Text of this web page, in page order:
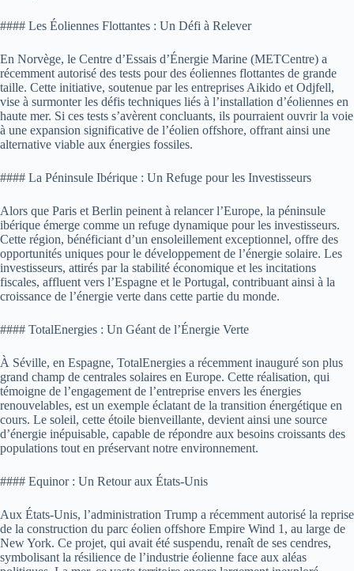
#### Les Éoliennes Flottantes : Un Défi à Relever
En Norvège, le Centre d’Essais d’Énergie Marine (METCentre) a
récemment autorisé des tests pour des éoliennes flottantes de grande
taille. Cette initiative, soutenue par les entreprises Aikido et Odjfell,
vise à surmonter les défis techniques liés à l’installation d’éoliennes en
haute mer. Si ces tests s’avèrent concluants, ils pourraient ouvrir la voie
à une expansion significative de l’éolien offshore, offrant ainsi une
alternative viable aux énergies fossiles.
#### La Péninsule Ibérique : Un Refuge pour les Investisseurs
Alors que Paris et Berlin peinent à relancer l’Europe, la péninsule
ibérique émerge comme un refuge dynamique pour les investisseurs.
Cette région, bénéficiant d’un ensoleillement exceptionnel, offre des
opportunités uniques pour le développement de l’énergie solaire. Les
investisseurs, attirés par la stabilité économique et les incitations
fiscales, affluent vers l’Espagne et le Portugal, contribuant ainsi à la
croissance de l’énergie verte dans cette partie du monde.
#### TotalEnergies : Un Géant de l’Énergie Verte
À Séville, en Espagne, TotalEnergies a récemment inauguré son plus
grand champ de centrales solaires en Europe. Cette réalisation, qui
témoigne de l’engagement de l’entreprise envers les énergies
renouvelables, est un exemple éclatant de la transition énergétique en
cours. Le soleil, cette étoile bienveillante, devient ainsi une source
d’énergie inépuisable, capable de répondre aux besoins croissants des
populations tout en préservant notre environnement.
#### Equinor : Un Retour aux États-Unis
Aux États-Unis, l’administration Trump a récemment autorisé la reprise
de la construction du parc éolien offshore Empire Wind 1, au large de
New York. Ce projet, qui avait été suspendu, renaît de ses cendres,
symbolisant la résilience de l’industrie éolienne face aux aléas